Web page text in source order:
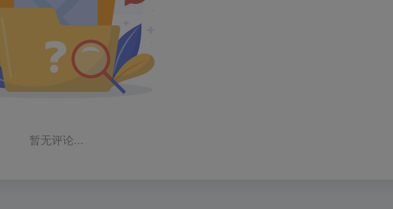
暂无评论...